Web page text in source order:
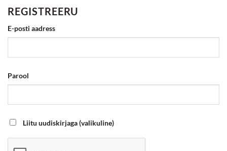
REGISTREERU
E-posti aadress
Parool
Liitu uudiskirjaga(valikuline)